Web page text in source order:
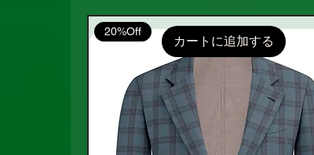
カートに追加する
20%Off